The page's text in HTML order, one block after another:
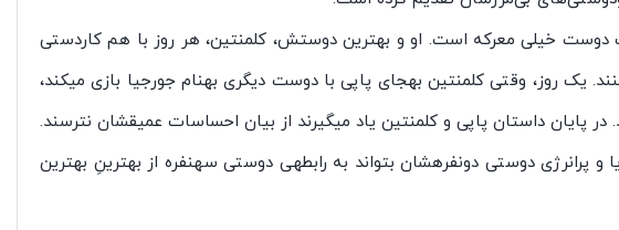
دوست خیلی معرکه است. او و بهترین دوستش، کلمنتین، هر روز با هم کاردستی
یک روز، وقتی کلمنتین به‏جای پاپی با دوست دیگری به‏نام جورجیا بازی می‏کند،
پایان داستان پاپی و کلمنتین یاد می‏گیرند از بیان احساسات عمیقشان نترسند.
پرانرژی دوستی دونفره‏شان بتواند به رابطه‏ی دوستی سه‏نفره از بهترینِ بهترین